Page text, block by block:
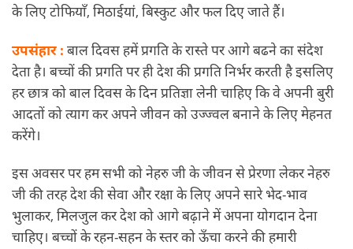
के लिए टोफियाँ, मिठाईयां, बिस्कुट और फल दिए जाते हैं।
उपसंहार : बाल दिवस हमें प्रगति के रास्ते पर आगे बढने का संदेश
देता है। बच्चों की प्रगति पर ही देश की प्रगति निर्भर करती है इसलिए
हर छात्र को बाल दिवस के दिन प्रतिज्ञा लेनी चाहिए कि वे अपनी बुरी
आदतों को त्याग कर अपने जीवन को उज्ज्वल बनाने के लिए मेहनत
करेंगे।
इस अवसर पर हम सभी को नेहरु जी के जीवन से प्रेरणा लेकर नेहरु
जी की तरह देश की सेवा और रक्षा के लिए अपने सारे भेद-भाव
भुलाकर, मिलजुल कर देश को आगे बढ़ाने में अपना योगदान देना
चाहिए। बच्चों के रहन-सहन के स्तर को ऊँचा करने की हमारी